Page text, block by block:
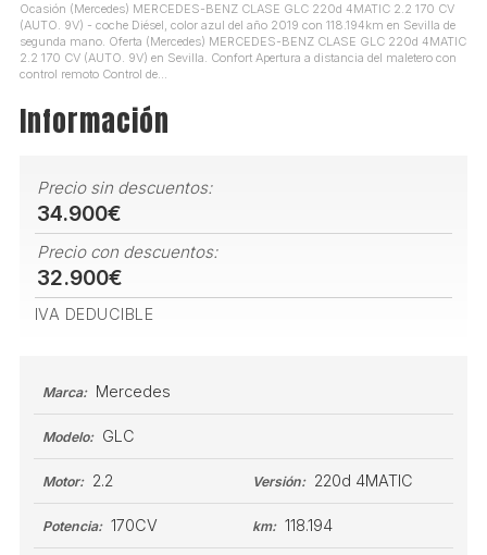
Ocasión (Mercedes) MERCEDES-BENZ CLASE GLC 220d 4MATIC 2.2 170 CV
(AUTO. 9V) - coche Diésel, color azul del año 2019 con 118.194km en Sevilla de
segunda mano. Oferta (Mercedes) MERCEDES-BENZ CLASE GLC 220d 4MATIC
2.2 170 CV (AUTO. 9V) en Sevilla. Confort Apertura a distancia del maletero con
control remoto Control de...
Información
Precio sin descuentos:
34.900€
Precio con descuentos:
32.900€
IVA DEDUCIBLE
Marca: Mercedes
Modelo: GLC
Motor: 2.2 Versión: 220d 4MATIC
Potencia: 170CV km: 118.194